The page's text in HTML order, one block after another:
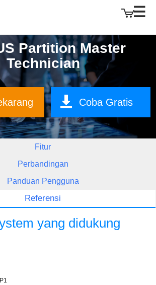
Partition Master
Technician
Coba Gratis
Fitur
Perbandingan
Panduan Pengguna
Referensi
yang didukung